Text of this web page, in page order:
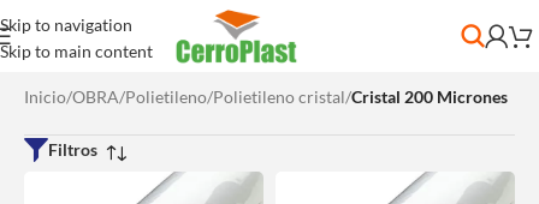
Skip to navigation
Skip to main content
Inicio/OBRA/Polietileno/Polietileno cristal/Cristal 200 Micrones
Filtros